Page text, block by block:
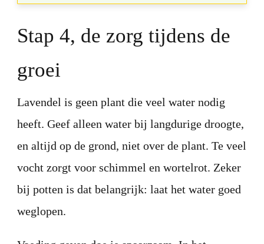
Stap 4, de zorg tijdens de
groei
Lavendel is geen plant die veel water nodig
heeft. Geef alleen water bij langdurige droogte,
en altijd op de grond, niet over de plant. Te veel
vocht zorgt voor schimmel en wortelrot. Zeker
bij potten is dat belangrijk: laat het water goed
weglopen.